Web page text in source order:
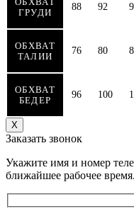
ГРУДИ
88 92
ОБХВАТ
ТАЛИИ
76 80
ОБХВАТ
БЕДЕР
96 100
Х
Заказать звонок
Укажите имя и номер
ближайшее рабочее время.